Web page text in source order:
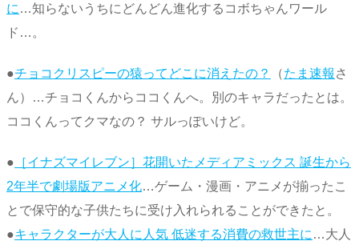
に …知らないうちにどんどん進化するコボちゃんワール
ド…。
●チョコクリスピーの猿ってどこに消えたの？ （たま速報 さ
ん）…チョコくんからココくんへ。別のキャラだったとは。
ココくんってクマなの？ サルっぽいけど。
● ［イナズマイレブン］花開いたメディアミックス 誕生から
2年半で劇場版アニメ化…ゲーム・漫画・アニメが揃ったこ
とで保守的な子供たちに受け入れられることができたと。
●キャラクターが大人に人気 低迷する消費の救世主に …大人